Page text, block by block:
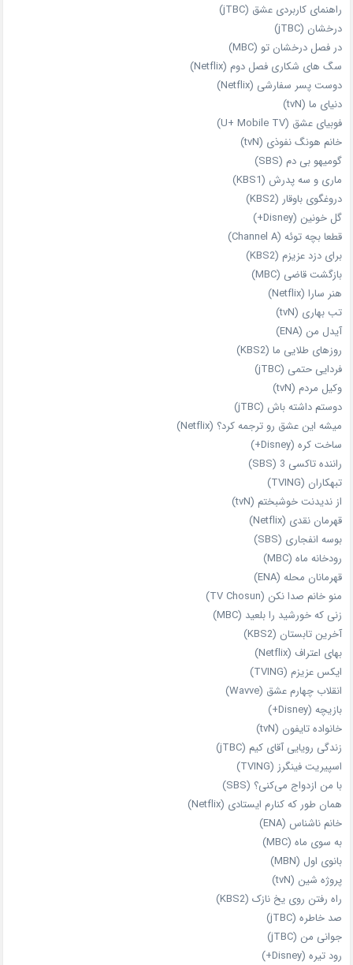
راهنمای کاربردی عشق (jTBC)
درخشان (jTBC)
در فصل درخشان تو (MBC)
سگ های شکاری فصل دوم (Netflix)
دوست‌ پسر سفارشی (Netflix)
دنیای ما (tvN)
فوبیای عشق (U+ Mobile TV)
خانم هونگ نفوذی (tvN)
گومیهو بی دم (SBS)
ماری و سه پدرش (KBS1)
دروغگوی باوقار (KBS2)
گل خونین (Disney+)
قطعا بچه توئه (Channel A)
برای دزد عزیزم (KBS2)
بازگشت قاضی (MBC)
هنر سارا (Netflix)
تب بهاری (tvN)
آیدل من (ENA)
روزهای طلایی ما (KBS2)
فردایی حتمی (jTBC)
وکیل مردم (tvN)
دوستم داشته باش (jTBC)
میشه این عشق رو ترجمه کرد؟ (Netflix)
ساخت کره (Disney+)
راننده تاکسی 3 (SBS)
تبهکاران (TVING)
از ندیدنت خوشبختم (tvN)
قهرمان نقدی (Netflix)
بوسه انفجاری (SBS)
رودخانه ماه (MBC)
قهرمانان محله (ENA)
منو خانم صدا نکن (TV Chosun)
زنی که خورشید را بلعید (MBC)
آخرین تابستان (KBS2)
بهای اعتراف (Netflix)
ایکس عزیزم (TVING)
انقلاب چهارم عشق (Wavve)
بازیچه (Disney+)
خانواده تایفون (tvN)
زندگی رویایی آقای کیم (jTBC)
اسپیریت فینگرز (TVING)
با من ازدواج می‌کنی؟ (SBS)
همان‌ طور که کنارم ایستادی (Netflix)
خانم ناشناس (ENA)
به سوی ماه (MBC)
بانوی اول (MBN)
پروژه شین (tvN)
راه رفتن روی یخ نازک (KBS2)
صد خاطره (jTBC)
جوانی من (jTBC)
رود تیره (Disney+)